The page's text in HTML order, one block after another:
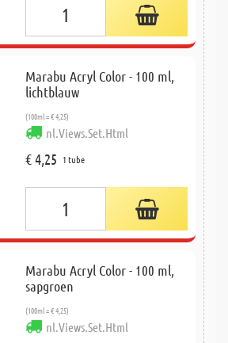
Marabu Acryl Color - 100 ml,
lichtblauw
(100ml = € 4,25)
nl.Views.Set.Html
€ 4,25 1 tube
Marabu Acryl Color - 100 ml,
sapgroen
(100ml = € 4,25)
nl.Views.Set.Html